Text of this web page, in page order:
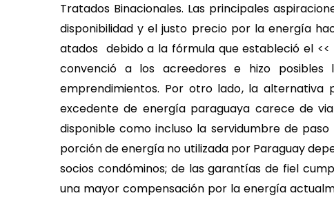
Tratados Binacionales. Las principales
disponibilidad y el justo precio por la energía
atados debido a la fórmula que estableció el
convenció a los acreedores e hizo
emprendimientos. Por otro lado, la
excedente de energía paraguaya carece de
disponible como incluso la servidumbre de
porción de energía no utilizada por Paraguay
socios condóminos; de las garantías de fiel
una mayor compensación por la energía